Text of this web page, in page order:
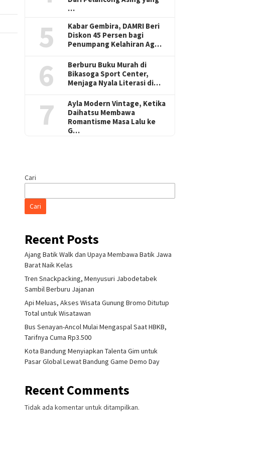
…
5
Kabar Gembira, DAMRI Beri
Diskon 45 Persen bagi
Penumpang Kelahiran Ag…
6
Berburu Buku Murah di
Bikasoga Sport Center,
Menjaga Nyala Literasi di…
7
Ayla Modern Vintage, Ketika
Daihatsu Membawa
Romantisme Masa Lalu ke
G…
Cari
Cari
Recent Posts
Ajang Batik Walk dan Upaya Membawa Batik Jawa
Barat Naik Kelas
Tren Snackpacking, Menyusuri Jabodetabek
Sambil Berburu Jajanan
Api Meluas, Akses Wisata Gunung Bromo Ditutup
Total untuk Wisatawan
Bus Senayan-Ancol Mulai Mengaspal Saat HBKB,
Tarifnya Cuma Rp3.500
Kota Bandung Menyiapkan Talenta Gim untuk
Pasar Global Lewat Bandung Game Demo Day
Recent Comments
Tidak ada komentar untuk ditampilkan.